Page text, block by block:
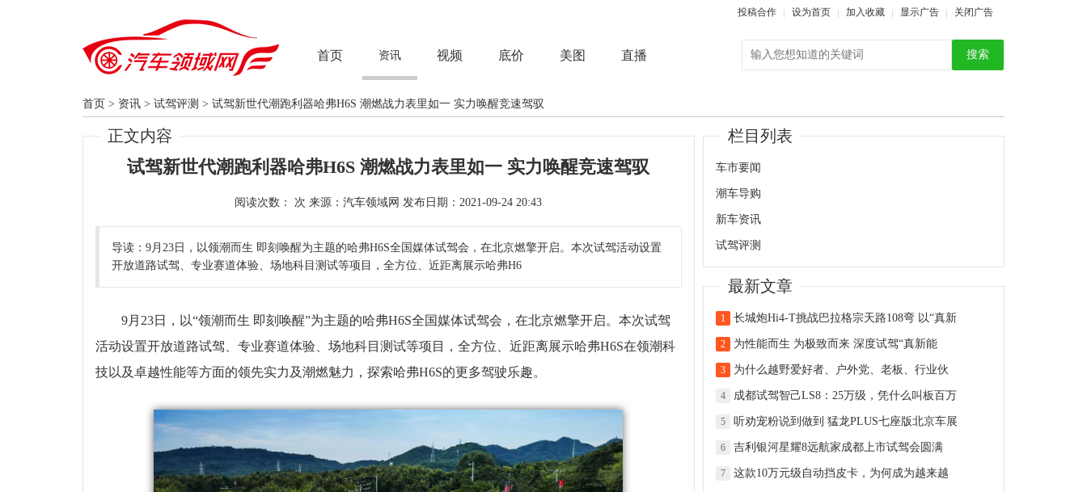
投稿合作 设为首页 加入收藏 显示广告 关闭广告
首页 资讯 视频 底价 美图 直播 搜索
首页 > 资讯 > 试驾评测 > 试驾新世代潮跑利器哈弗H6S 潮燃战力表里如一 实力唤醒竞速驾驭
正文内容
试驾新世代潮跑利器哈弗H6S 潮燃战力表里如一 实力唤醒竞速驾驭
阅读次数： 次 来源：汽车领域网 发布日期：2021-09-24 20:43
导读：9月23日，以领潮而生 即刻唤醒为主题的哈弗H6S全国媒体试驾会，在北京燃擎开启。本次试驾活动设置
开放道路试驾、专业赛道体验、场地科目测试等项目，全方位、近距离展示哈弗H6
9月23日，以“领潮而生 即刻唤醒”为主题的哈弗H6S全国媒体试驾会，在北京燃擎开启。本次试驾
活动设置开放道路试驾、专业赛道体验、场地科目测试等项目，全方位、近距离展示哈弗H6S在领潮科
技以及卓越性能等方面的领先实力及潮燃魅力，探索哈弗H6S的更多驾驶乐趣。
栏目列表
车市要闻
潮车导购
新车资讯
试驾评测
最新文章
1 长城炮Hi4-T挑战巴拉格宗天路108弯 以“真新
2 为性能而生 为极致而来 深度试驾“真新能
3 为什么越野爱好者、户外党、老板、行业伙
4 成都试驾智己LS8：25万级，凭什么叫板百万
5 听劝宠粉说到做到 猛龙PLUS七座版北京车展
6 吉利银河星耀8远航家成都上市试驾会圆满
7 这款10万元级自动挡皮卡，为何成为越来越